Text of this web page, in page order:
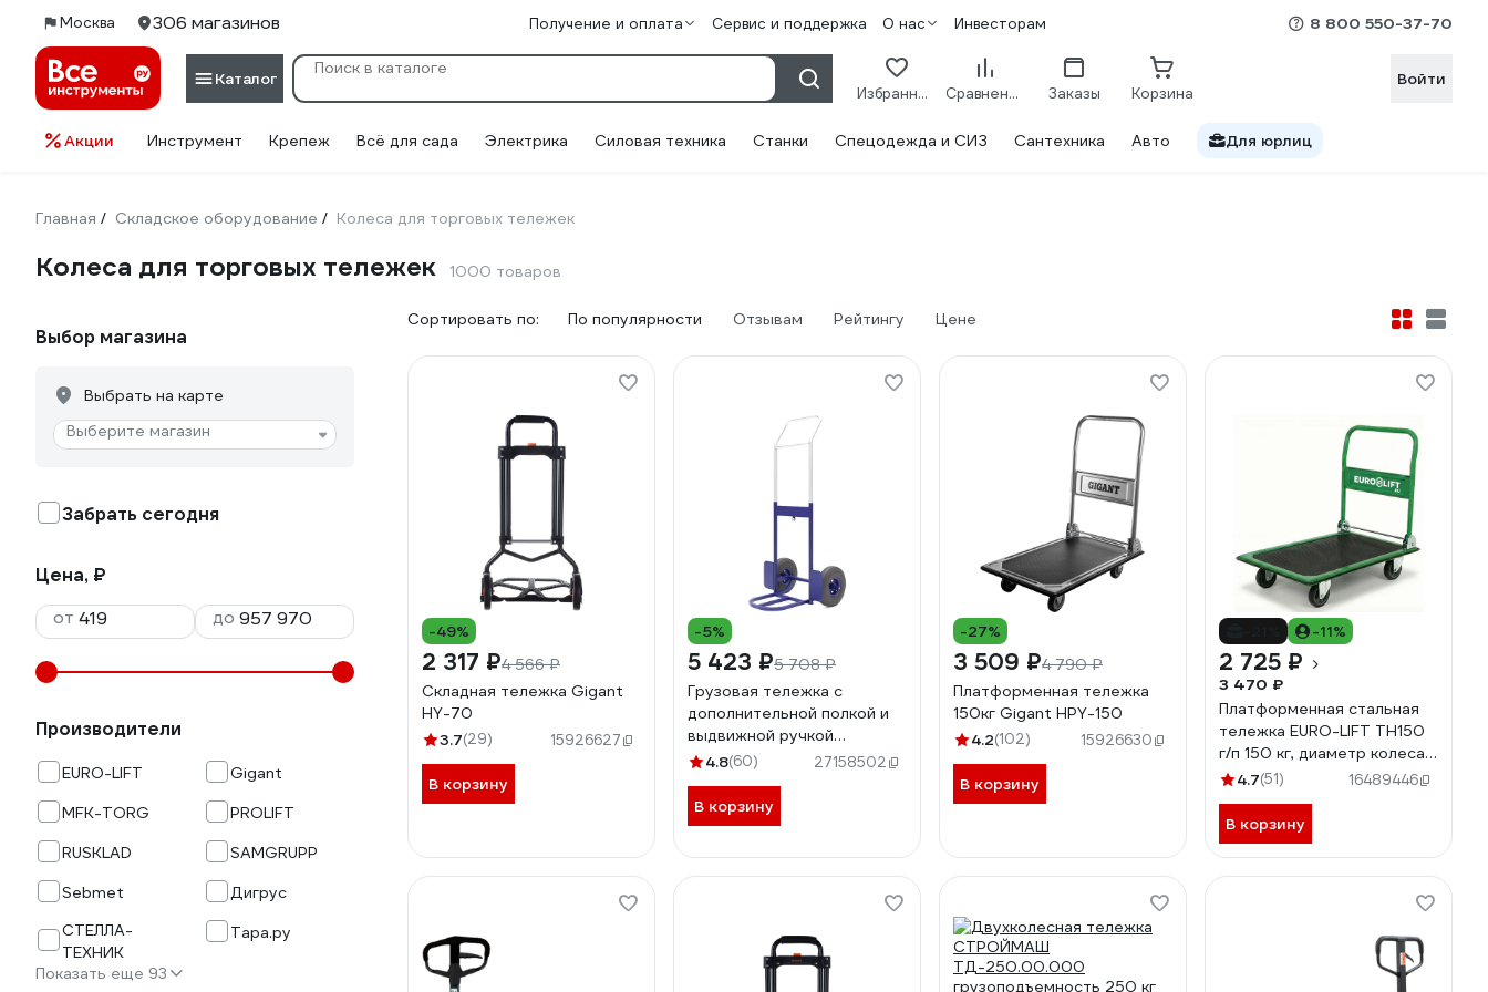
Москва 306 магазинов Получение и оплата Сервис и поддержка О нас Инвесторам 8 800 550-37-70
Каталог
Избранное Сравнение Заказы Корзина
Войти
Акции Инструмент Крепеж Всё для сада Электрика Силовая техника Станки Спецодежда и СИЗ Сантехника Авто Для юрлиц
Главная / Складское оборудование / Колеса для торговых тележек
Колеса для торговых тележек 1000 товаров
Выбор магазина
Выбрать на карте
Выберите магазин
Забрать сегодня
Цена, ₽
от
до
Производители
EURO-LIFT
Gigant
MFK-TORG
PROLIFT
RUSKLAD
SAMGRUPP
Sebmet
Дигрус
СТЕЛЛА-
ТЕХНИК
Тара.ру
Показать еще 93
Сортировать по: По популярности Отзывам Рейтингу Цене
-49%
2 317 ₽4 566 ₽
Складная тележка Gigant
HY-70
3.7(29) 15926627
В корзину
-5%
5 423 ₽5 708 ₽
Грузовая тележка с
дополнительной полкой и
выдвижной ручкой
RUSKLAD пневмо колеса d
200
4.8(60) 27158502
В корзину
-27%
3 509 ₽4 790 ₽
Платформенная тележка
150кг Gigant HPY-150
4.2(102) 15926630
В корзину
-11%
2 725 ₽
3 470 ₽
Платформенная стальная
тележка EURO-LIFT ТН150
г/п 150 кг, диаметр колеса
100мм 00000248
4.7(51) 16489446
В корзину